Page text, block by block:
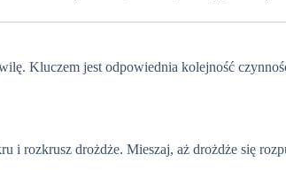
Kluczem jest odpowiednia kolejność
i rozkrusz drożdże. Mieszaj, aż drożdże się